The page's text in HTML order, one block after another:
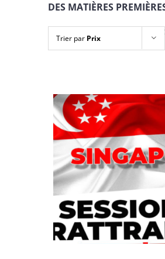
DES MATIÈRES
PAIEMENT EN 4
Trier par Prix